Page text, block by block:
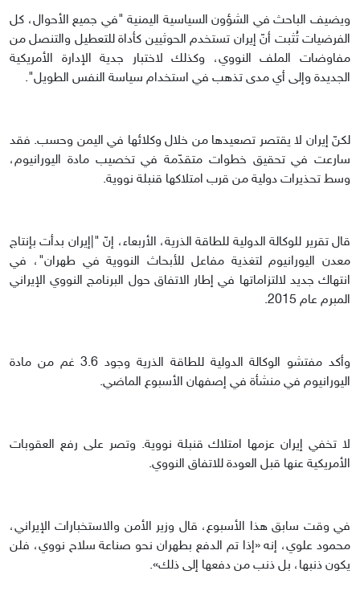
ويضيف الباحث في الشؤون السياسية اليمنية "في جميع الأحوال، كل
الفرضيات تُثبت أنّ إيران تستخدم الحوثيين كأداة للتعطيل والتنصل من
مفاوضات الملف النووي، وكذلك لاختبار جدية الإدارة الأمريكية
الجديدة وإلى أي مدى تذهب في استخدام سياسة النفس الطويل".
لكنّ إيران لا يقتصر تصعيدها من خلال وكلائها في اليمن وحسب. فقد
سارعت في تحقيق خطوات متقدّمة في تخصيب مادة اليورانيوم،
وسط تحذيرات دولية من قرب امتلاكها قنبلة نووية.
قال تقرير للوكالة الدولية للطاقة الذرية، الأربعاء، إنّ "|إيران بدأت بإنتاج
معدن اليورانيوم لتغذية مفاعل للأبحاث النووية في طهران"، في
انتهاك جديد لالتزاماتها في إطار الاتفاق حول البرنامج النووي الإيراني
المبرم عام 2015.
وأكد مفتشو الوكالة الدولية للطاقة الذرية وجود 3.6 غم من مادة
اليورانيوم في منشأة في إصفهان الأسبوع الماضي.
لا تخفي إيران عزمها امتلاك قنبلة نووية. وتصر على رفع العقوبات
الأمريكية عنها قبل العودة للاتفاق النووي.
في وقت سابق هذا الأسبوع، قال وزير الأمن والاستخبارات الإيراني،
محمود علوي، إنه «إذا تم الدفع بطهران نحو صناعة سلاح نووي، فلن
يكون ذنبها، بل ذنب من دفعها إلى ذلك».